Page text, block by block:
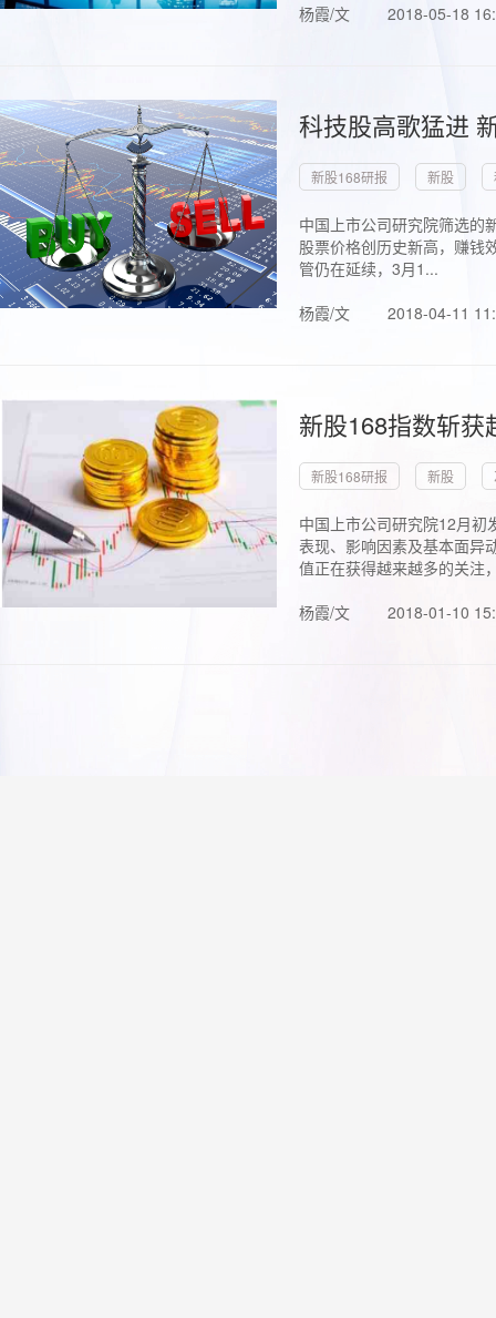
杨霞/文
2018-05-18
科技股高歌猛进
新股168研报 新股
中国上市公司研究院筛选的
股票价格创历史新高，赚钱
管仍在延续，3月1...
杨霞/文
2018-04-11
新股168指数斩
新股168研报 新股
中国上市公司研究院12月初
表现、影响因素及基本面异
值正在获得越来越多的关注
杨霞/文
2018-01-10